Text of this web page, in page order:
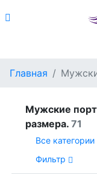
Главная
Мужские
размера. 71
Все категории
Фильтр